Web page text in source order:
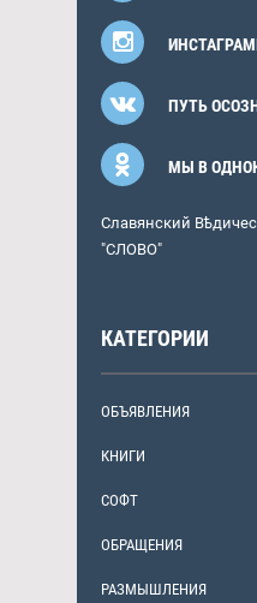
ПУТЬ
МЫ В
Славянский
"СЛОВО"
КАТЕГОРИИ
ОБЪЯВЛЕНИЯ
КНИГИ
СОФТ
ОБРАЩЕНИЯ
РАЗМЫШЛЕНИЯ